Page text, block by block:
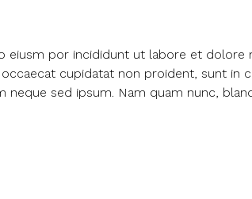
por incididunt ut labore et dolore
cupidatat non proident, sunt in
sed ipsum. Nam quam nunc,